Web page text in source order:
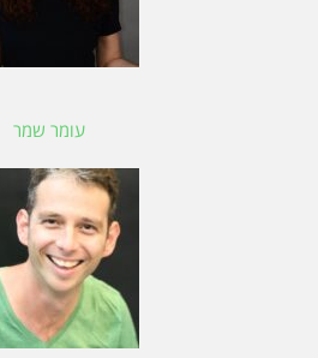
עומר שמר